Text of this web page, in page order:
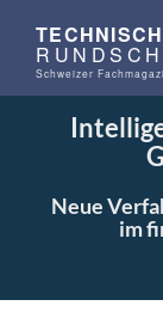
Schweizer
Neue
im